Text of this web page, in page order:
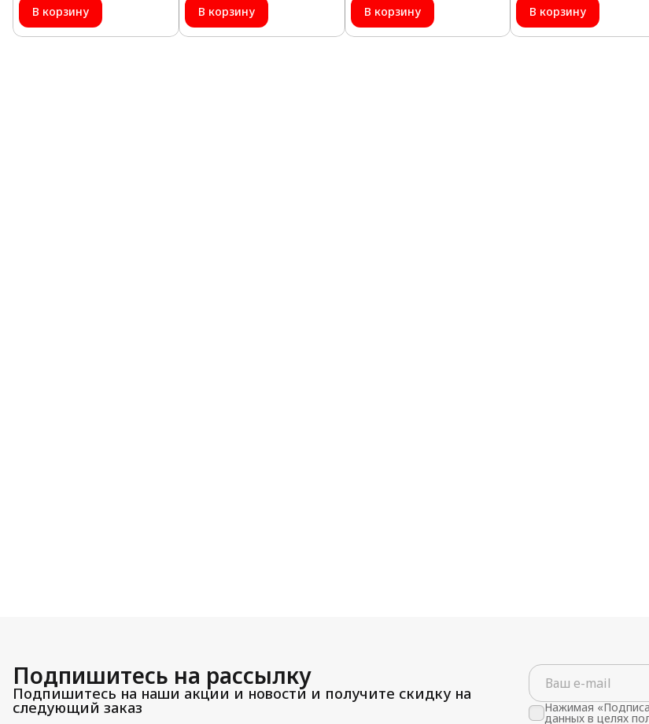
В корзину
В корзину
В корзину
В корзину
Подпишитесь на рассылку
Подпишитесь на наши акции и новости и получите скидку на
следующий заказ Нажимая
данных в целях